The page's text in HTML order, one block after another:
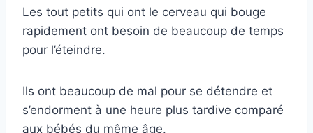
Les tout petits qui ont le cerveau qui bouge
rapidement ont besoin de beaucoup de temps
pour l’éteindre.
Ils ont beaucoup de mal pour se détendre et
s’endorment à une heure plus tardive comparé
aux bébés du même âge.